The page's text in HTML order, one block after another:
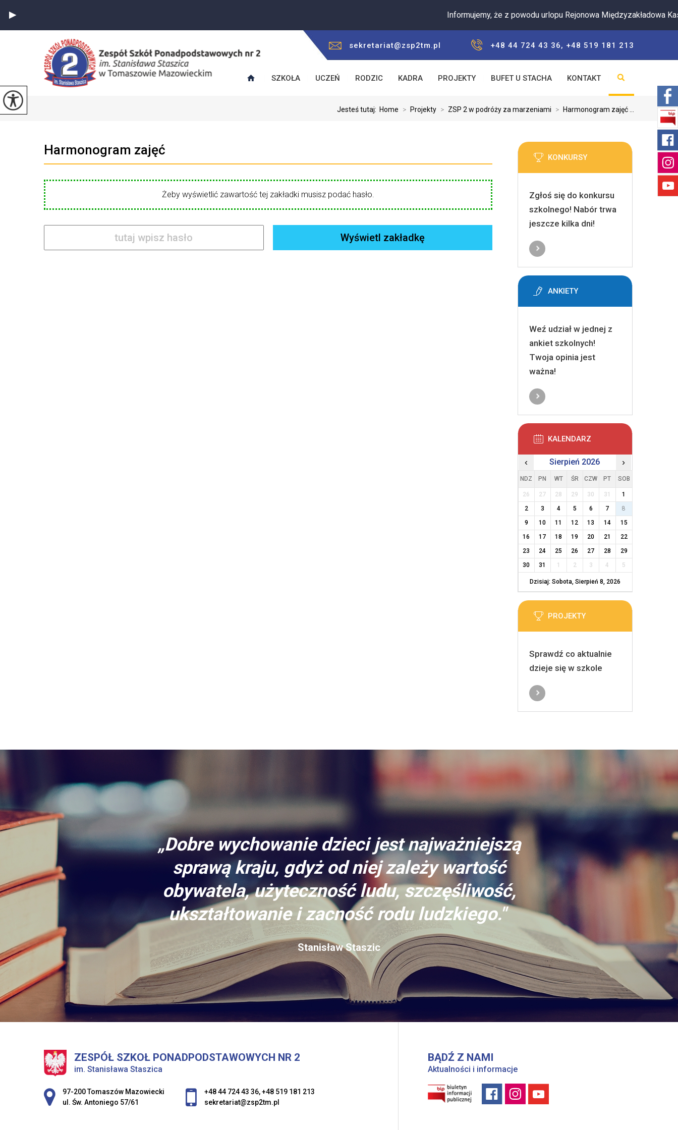
Informujemy, że z powodu urlopu Rejonowa Międzyzakładowa Kasa
sekretariat@zsp2tm.pl +48 44 724 43 36, +48 519 181 213
SZKOŁA UCZEŃ RODZIC KADRA PROJEKTY BUFET U STACHA KONTAKT
Jesteś tutaj: Home > Projekty > ZSP 2 w podróży za marzeniami > Harmonogram zajęć ...
Harmonogram zajęć
Żeby wyświetlić zawartość tej zakładki musisz podać hasło.
KONKURSY
Zgłoś się do konkursu
szkolnego! Nabór trwa
jeszcze kilka dni!
ANKIETY
Weź udział w jednej z
ankiet szkolnych!
Twoja opinia jest
ważna!
KALENDARZ
‹ Sierpień 2026 ›
NDZ PN WT ŚR CZW PT SOB
26 27 28 29 30 31
1
2
3 4 5 6 7
8
9
10 11 12 13 14
15
16
17 18 19 20 21
22
23
24 25 26 27 28
29
30
31 1 2 3 4 5
Dzisiaj: Sobota, Sierpień 8, 2026
PROJEKTY
Sprawdź co aktualnie
dzieje się w szkole
„Dobre wychowanie dzieci jest najważniejszą
sprawą kraju, gdyż od niej zależy wartość
obywatela, użyteczność ludu, szczęśliwość,
ukształtowanie i zacność rodu ludzkiego."
Stanisław Staszic
ZESPÓŁ SZKOŁ PONADPODSTAWOWYCH NR 2
im. Stanisława Staszica
Adres pocztowy:
97-200 Tomaszów Mazowiecki
ul. Św. Antoniego 57/61
+48 44 724 43 36,+48 519 181 213
sekretariat@zsp2tm.pl
BĄDŹ Z NAMI
Aktualności i informacje